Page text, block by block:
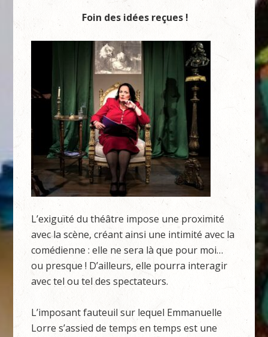
Foin des idées reçues !
L’exiguïté du théâtre impose une proximité
avec la scène, créant ainsi une intimité avec la
comédienne : elle ne sera là que pour moi…
ou presque ! D’ailleurs, elle pourra interagir
avec tel ou tel des spectateurs.
L’imposant fauteuil sur lequel Emmanuelle
Lorre s’assied de temps en temps est une